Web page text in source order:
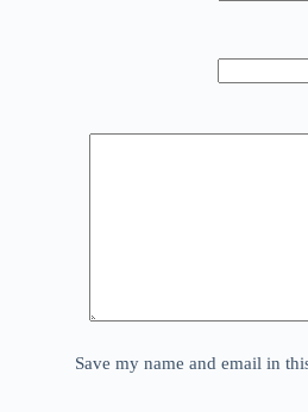
Save my name and email in